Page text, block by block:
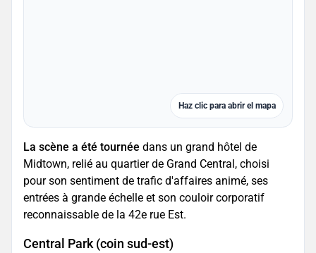
Haz clic para abrir el mapa
La scène a été tournée dans un grand hôtel de
Midtown, relié au quartier de Grand Central, choisi
pour son sentiment de trafic d'affaires animé, ses
entrées à grande échelle et son couloir corporatif
reconnaissable de la 42e rue Est.
Central Park (coin sud-est)